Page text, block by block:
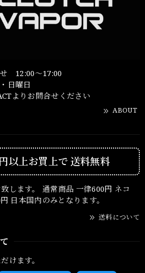
12:00～17:00
日曜日
よりお問合せください
ABOUT
以上お買上で送料無料
します。 通常商品 一律600円 ネコ
日本国内のみとなります。
送料について
けます。